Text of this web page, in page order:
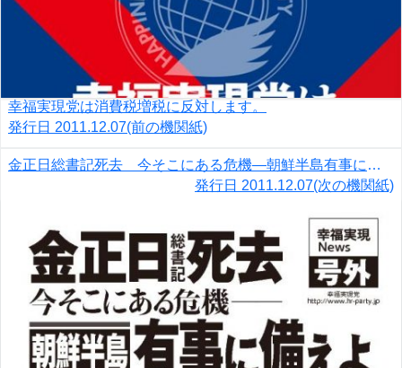
幸福実現党は消費税増税に反対します。
発行日 2011.12.07(前の機関紙)
金正日総書記死去 今そこにある危機―朝鮮半島有事に備えよ
発行日 2011.12.07(次の機関紙)